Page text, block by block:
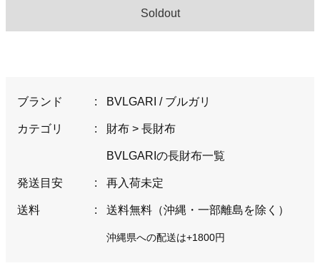
Soldout
ブランド : BVLGARI / ブルガリ
カテゴリ : 財布> 長財布
BVLGARIの長財布一覧
発送目安 : 再入荷未定
送料 : 送料無料（沖縄・一部離島を除く）
沖縄県への配送は+1800円